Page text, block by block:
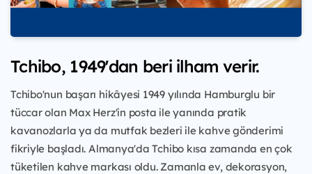
Tchibo, 1949'dan beri ilham verir.
Tchibo'nun başarı hikâyesi 1949 yılında Hamburglu bir
tüccar olan Max Herz'in posta ile yanında pratik
kavanozlarla ya da mutfak bezleri ile kahve gönderimi
fikriyle başladı. Almanya'da Tchibo kısa zamanda en çok
tüketilen kahve markası oldu. Zamanla ev, dekorasyon,